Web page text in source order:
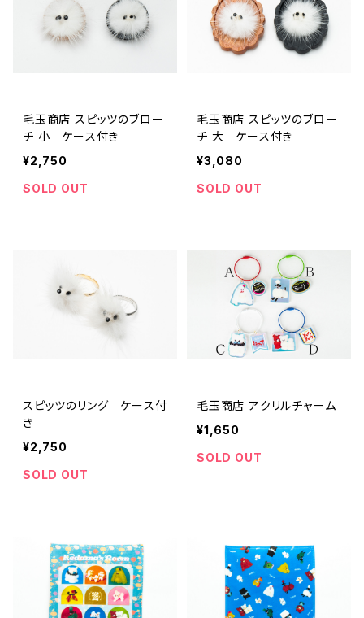
毛玉商店 スピッツのブロー
チ 小 ケース付き
¥2,750
SOLD OUT
毛玉商店 スピッツのブロー
チ 大 ケース付き
¥3,080
SOLD OUT
スピッツのリング ケース付
き
¥2,750
SOLD OUT
毛玉商店 アクリルチャーム
¥1,650
SOLD OUT